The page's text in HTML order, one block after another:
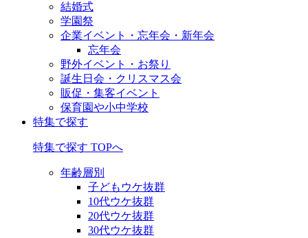
結婚式
学園祭
企業イベント・忘年会・新年会
忘年会
野外イベント・お祭り
誕生日会・クリスマス会
販促・集客イベント
保育園や小中学校
特集で探す
特集で探す TOPへ
年齢層別
子どもウケ抜群
10代ウケ抜群
20代ウケ抜群
30代ウケ抜群